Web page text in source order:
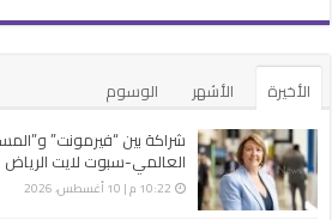
الأخيرة الأشهر
الوسوم
شراكة بين “فيرمونت”
العالمي-سبوت لايت الرياض
10:22 م | 10 أغسطس، 2026